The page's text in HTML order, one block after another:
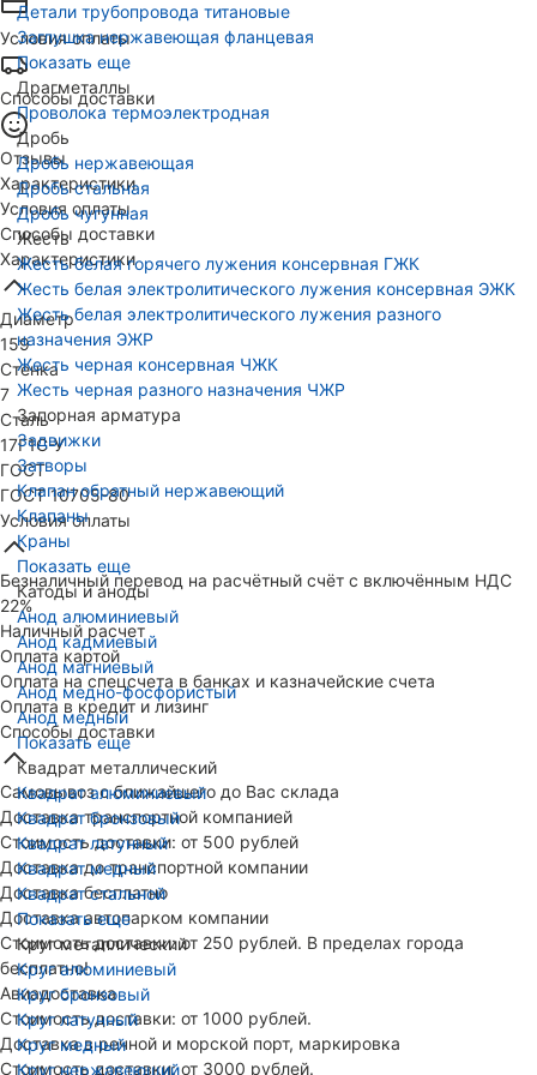
Детали трубопровода титановые
Заглушка нержавеющая фланцевая
Показать еще
Драгметаллы
Проволока термоэлектродная
Дробь
Дробь нержавеющая
Дробь стальная
Дробь чугунная
Жесть
Жесть белая горячего лужения консервная ГЖК
Жесть белая электролитического лужения консервная ЭЖК
Жесть белая электролитического лужения разного
назначения ЭЖР
Жесть черная консервная ЧЖК
Жесть черная разного назначения ЧЖР
Запорная арматура
Задвижки
Затворы
Клапан обратный нержавеющий
Клапаны
Краны
Показать еще
Катоды и аноды
Анод алюминиевый
Анод кадмиевый
Анод магниевый
Анод медно-фосфористый
Анод медный
Показать еще
Квадрат металлический
Квадрат алюминиевый
Квадрат бронзовый
Квадрат латунный
Квадрат медный
Квадрат стальной
Показать еще
Круг металлический
Круг алюминиевый
Круг бронзовый
Круг латунный
Круг медный
Круг нержавеющий
Условия оплаты
Способы доставки
Отзывы
Характеристики
Условия оплаты
Способы доставки
Характеристики
Диаметр
159
Стенка
7
Сталь
17Г1С-У
ГОСТ
ГОСТ 10705-80
Условия оплаты
Безналичный перевод на расчётный счёт с включённым НДС
22%
Наличный расчет
Оплата картой
Оплата на спецсчета в банках и казначейские счета
Оплата в кредит и лизинг
Способы доставки
Самовывоз с ближайшего до Вас склада
Доставка транспортной компанией
Стоимость доставки: от 500 рублей
Доставка до транспортной компании
Доставка бесплатно
Доставка автопарком компании
Стоимость доставки: от 250 рублей. В пределах города
бесплатно!
Авиадоставка
Стоимость доставки: от 1000 рублей.
Доставка в речной и морской порт, маркировка
Стоимость доставки: от 3000 рублей.